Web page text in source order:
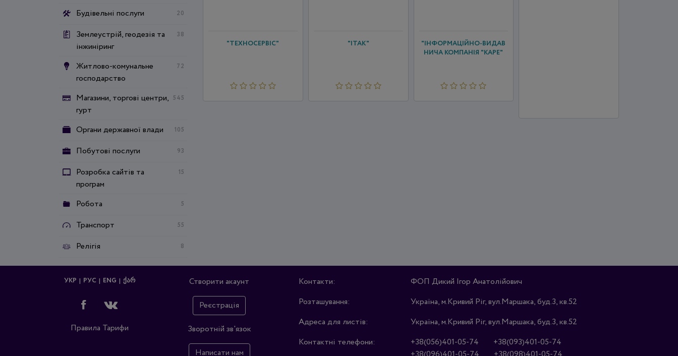
Будівельні послуги 20
Землеустрій, геодезія та
інжиніринг
38
Житлово-комунальне
господарство
72
Магазини, торгові центри,
гурт
545
Органи державної влади 105
Побутові послуги 93
Розробка сайтів та
програм
15
Робота 5
Транспорт 55
Релігія 8
"ТЕХНОСЕРВІС" "ІТАК"
"ІНФОРМАЦІЙНО-ВИДАВ
НИЧА КОМПАНІЯ "КАРЕ"
УКР РУС ENG ᲥᲐᲠ
Правила Тарифи
Створити акаунт
Реєстрація
Зворотній зв'язок
Написати нам
Контакти:
ФОП Дикий Ігор Анатолійович
Розташування:
Україна, м.Кривий Ріг, вул.Маршака, буд.3, кв.52
Адреса для листів:
Україна, м.Кривий Ріг, вул.Маршака, буд.3, кв.52
Контактні телефони:
+38(056)401-05-74
+38(093)401-05-74